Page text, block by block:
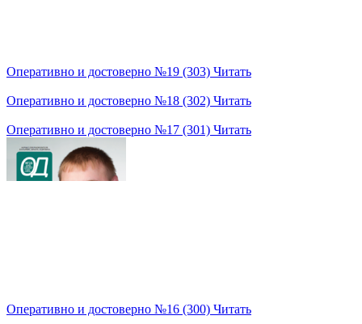
Оперативно и достоверно №19 (303) Читать
Оперативно и достоверно №18 (302) Читать
Оперативно и достоверно №17 (301) Читать
Оперативно и достоверно №16 (300) Читать